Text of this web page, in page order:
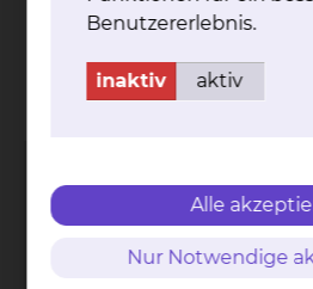
mehr
Kontakt Impressum
Städtisches
Benutzererlebnis.
inaktiv aktiv
Alle
Nur Notwendige